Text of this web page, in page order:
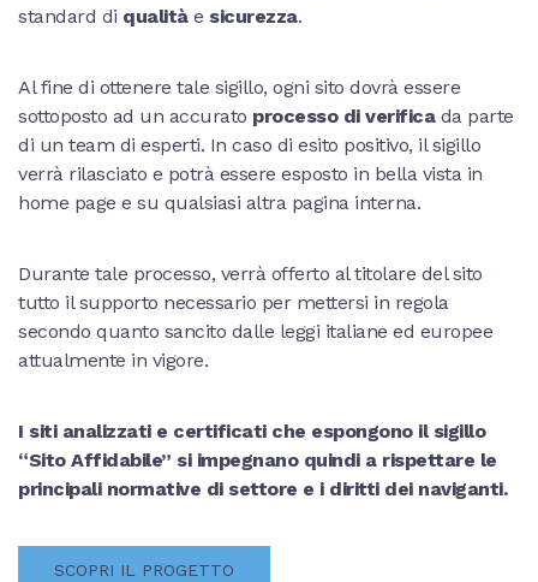
standard di qualitàe sicurezza.
Al fine di ottenere tale sigillo, ogni sito dovrà essere
sottoposto ad un accurato processo di verificada parte
di un team di esperti. In caso di esito positivo, il sigillo
verrà rilasciato e potrà essere esposto in bella vista in
home page e su qualsiasi altra pagina interna.
Durante tale processo, verrà offerto al titolare del sito
tutto il supporto necessario per mettersi in regola
secondo quanto sancito dalle leggi italiane ed europee
attualmente in vigore.
I siti analizzati e certificati che espongono il sigillo
“Sito Affidabile” si impegnano quindi a rispettare le
principali normative di settore e i diritti dei naviganti.
SCOPRI IL PROGETTO